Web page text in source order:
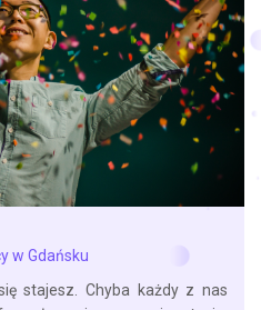
w Gdańsku
stajesz. Chyba każdy z nas